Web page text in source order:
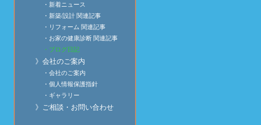
・新着ニュース
・新築/設計 関連記事
・リフォーム 関連記事
・お家の健康診断 関連記事
・ブログ日記
》会社のご案内
・会社のご案内
・個人情報保護指針
・ギャラリー
》ご相談・お問い合わせ